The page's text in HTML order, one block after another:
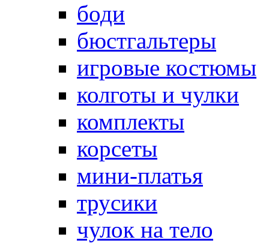
боди
бюстгальтеры
игровые костюмы
колготы и чулки
комплекты
корсеты
мини-платья
трусики
чулок на тело